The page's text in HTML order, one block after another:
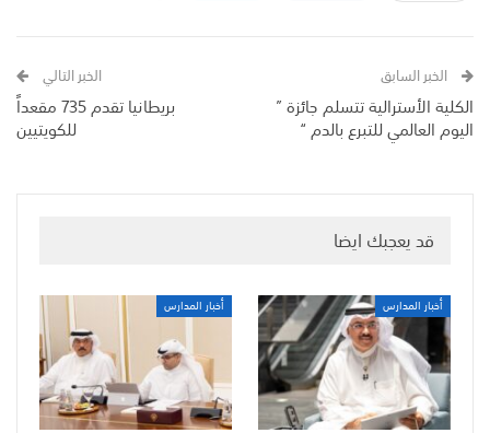
الخبر السابق
الكلية الأسترالية تتسلم جائزة ”
اليوم العالمي للتبرع بالدم “
الخبر التالي
بريطانيا تقدم 735 مقعداً
للكويتيين
قد يعجبك ايضا
أخبار المدارس أخبار المدارس